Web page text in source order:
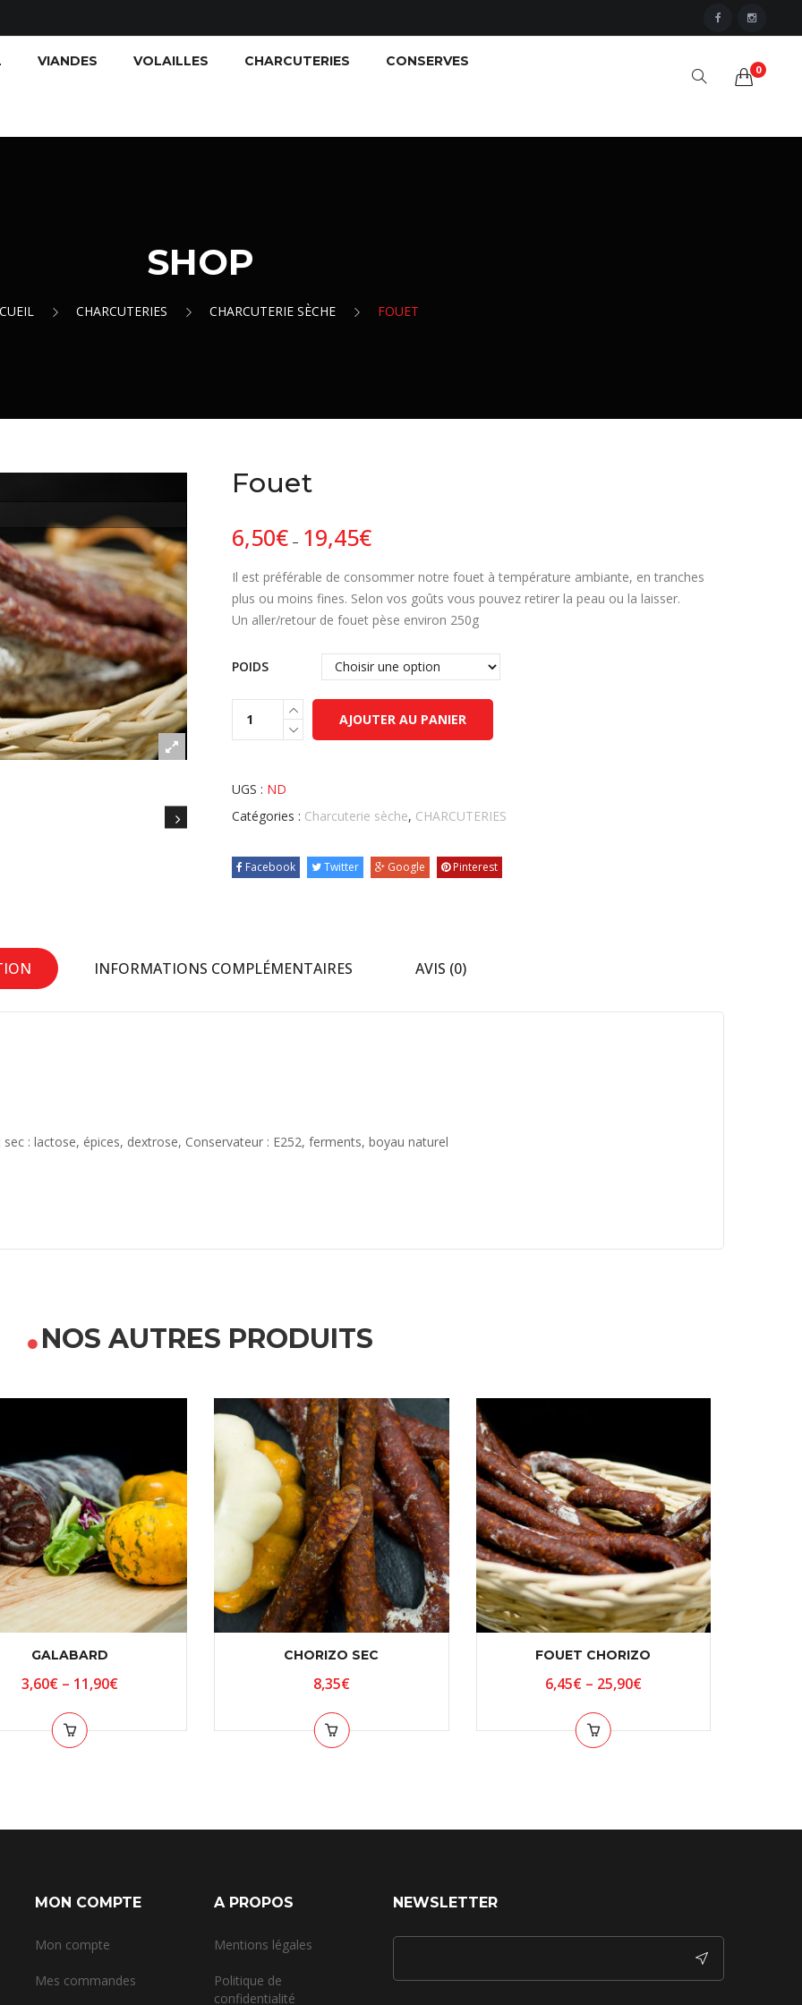
VIANDES VOLAILLES CHARCUTERIES CONSERVES
0
SHOP
CHARCUTERIES CHARCUTERIE SÈCHE FOUET
Fouet
6,50€ – 19,45€
Il est préférable de consommer notre fouet à température ambiante, en tranches
plus ou moins fines. Selon vos goûts vous pouvez retirer la peau ou la laisser.
Un aller/retour de fouet pèse environ 250g
POIDS
AJOUTER AU PANIER
UGS : ND
Catégories : Charcuterie sèche, CHARCUTERIES
Facebook Twitter Google Pinterest
INFORMATIONS COMPLÉMENTAIRES AVIS (0)
sec : lactose, épices, dextrose, Conservateur : E252, ferments, boyau naturel
NOS AUTRES PRODUITS
GALABARD
3,60€– 11,90€
CHORIZO SEC
8,35€
FOUET CHORIZO
6,45€– 25,90€
MON COMPTE
Mon compte
Mes commandes
A PROPOS
Mentions légales
Politique de
confidentialité
NEWSLETTER